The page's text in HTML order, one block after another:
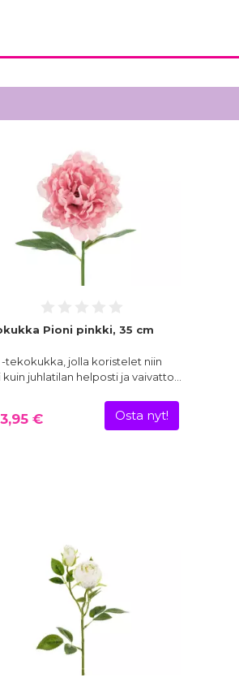
Pioni pinkki, 35 cm
-tekokukka, jolla koristelet niin
kuin juhlatilan helposti ja vaivatto…
3,95 € Osta nyt!